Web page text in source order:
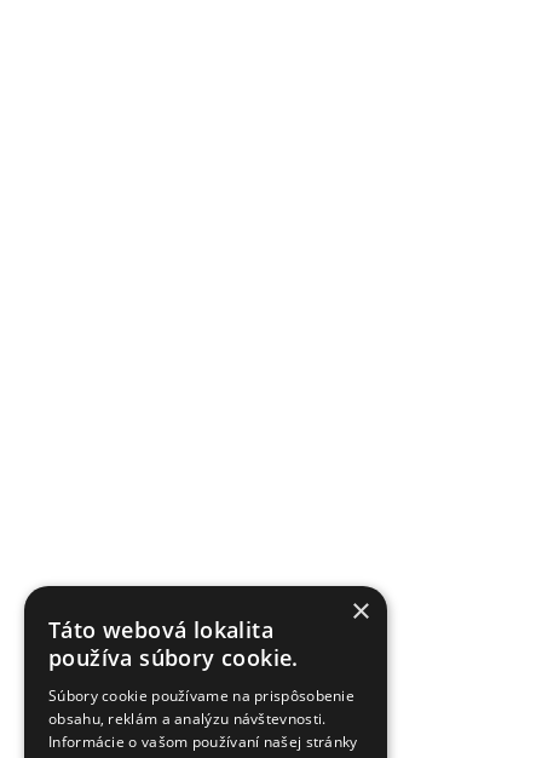
×
Táto webová lokalita
používa súbory cookie.
Súbory cookie používame na prispôsobenie
obsahu, reklám a analýzu návštevnosti.
Informácie o vašom používaní našej stránky